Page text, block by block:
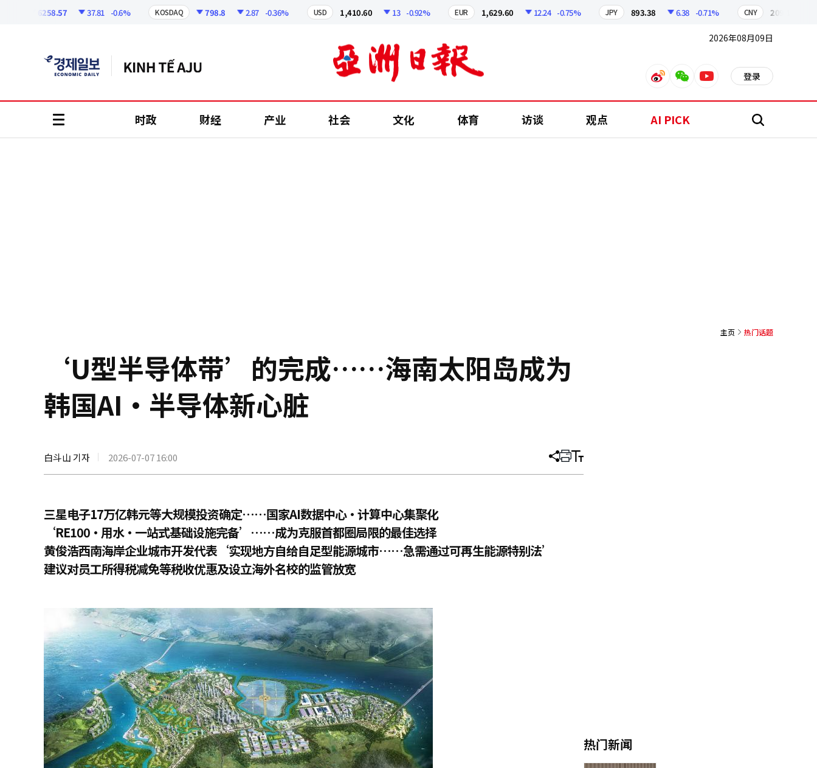
6258.57 37.81 -0.6% KOSDAQ 798.8 2.87 -0.36% USD 1,410.60 -0.92% EUR 1,629.60 12.24 -0.75% 893.38 6.38 -0.71% CNY 209.17
2026年08月09日
weiboweixinyoutube 登录
时政 财经 产业 社会 文化 体育 访谈 观点 AI PICK 搜
主页 热门话题
‘U型半导体带’的完成……海南太阳岛成为
韩国AI·半导体新心脏
白斗山 기자 2026-07-07 16:00 分
文
打 调
大
三星电子17万亿韩元等大规模投资确定……国家AI数据中心·计算中心集聚化
‘RE100·用水·一站式基础设施完备’……成为克服首都圈局限的最佳选择
黄俊浩西南海岸企业城市开发代表‘实现地方自给自足型能源城市……急需通过可再生能源特别法’
建议对员工所得税减免等税收优惠及设立海外名校的监管放宽
热门新闻